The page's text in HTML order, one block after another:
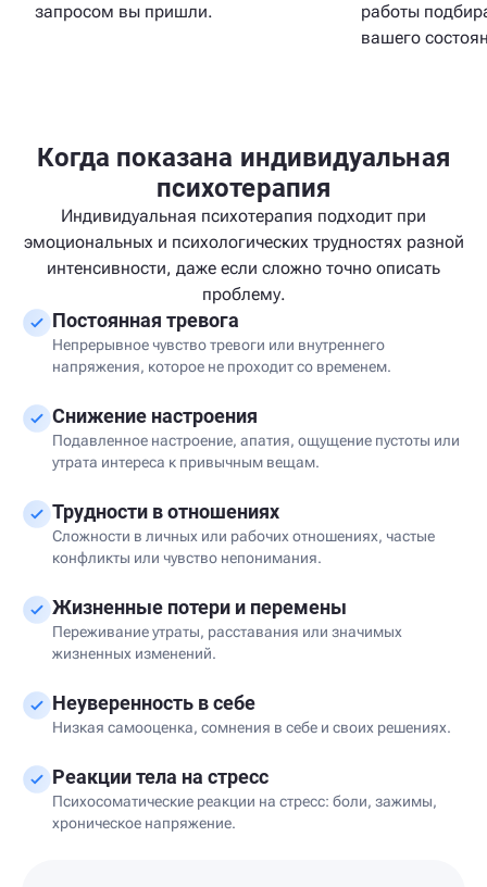
запросом вы пришли.
работы
вашего
Когда показана индивидуальная
психотерапия
Индивидуальная психотерапия подходит при
эмоциональных и психологических трудностях разной
интенсивности, даже если сложно точно описать
проблему.
Постоянная тревога
Непрерывное чувство тревоги или внутреннего
напряжения, которое не проходит со временем.
Снижение настроения
Подавленное настроение, апатия, ощущение пустоты или
утрата интереса к привычным вещам.
Трудности в отношениях
Сложности в личных или рабочих отношениях, частые
конфликты или чувство непонимания.
Жизненные потери и перемены
Переживание утраты, расставания или значимых
жизненных изменений.
Неуверенность в себе
Низкая самооценка, сомнения в себе и своих решениях.
Реакции тела на стресс
Психосоматические реакции на стресс: боли, зажимы,
хроническое напряжение.